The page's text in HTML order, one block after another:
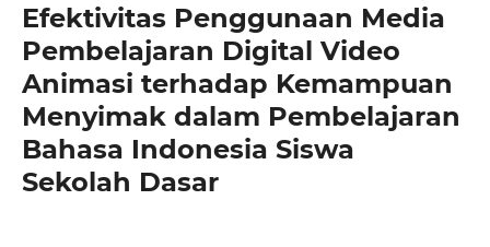
Efektivitas Penggunaan Media
Pembelajaran Digital Video
Animasi terhadap Kemampuan
Menyimak dalam Pembelajaran
Bahasa Indonesia Siswa
Sekolah Dasar